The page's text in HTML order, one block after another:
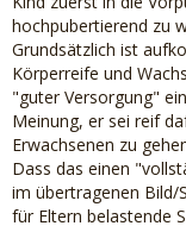
hochpubertierend zu
Grundsätzlich ist
Körperreife und
"guter Versorgung"
Meinung, er sei reif
Erwachsenen zu
Dass das einen
im übertragenen Bild/
für Eltern belastende